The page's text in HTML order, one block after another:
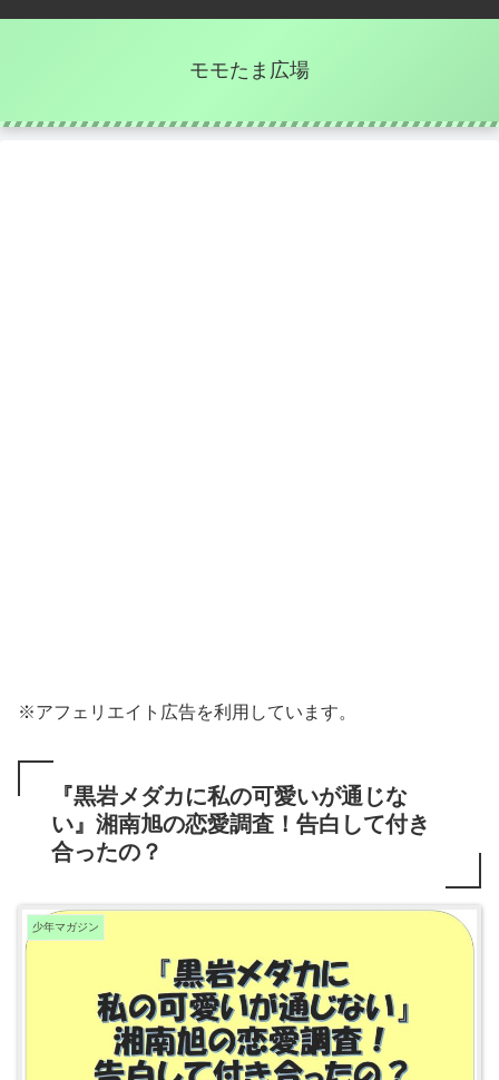
モモたま広場
※アフェリエイト広告を利用しています。
『黒岩メダカに私の可愛いが通じな
い』湘南旭の恋愛調査！告白して付き
合ったの？
少年マガジン